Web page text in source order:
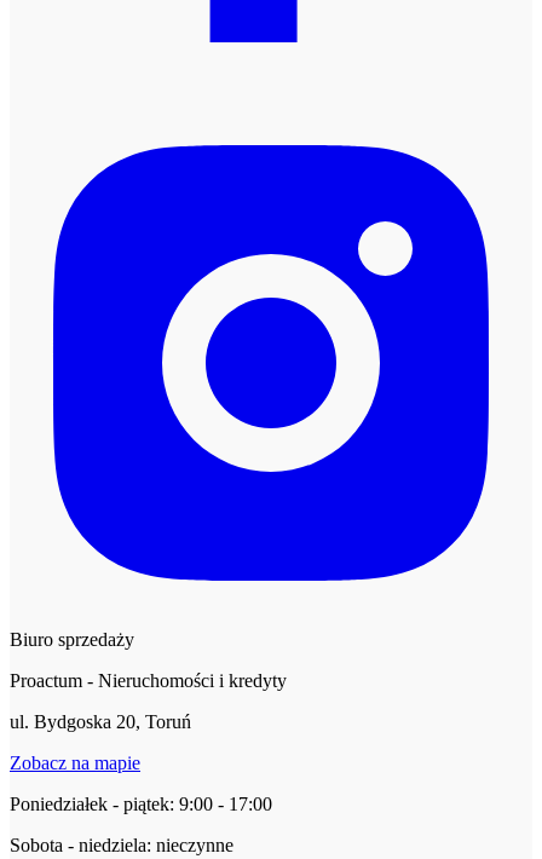
Biuro sprzedaży
Proactum - Nieruchomości i kredyty
ul. Bydgoska 20, Toruń
Zobacz na mapie
Poniedziałek - piątek: 9:00 - 17:00
Sobota - niedziela: nieczynne